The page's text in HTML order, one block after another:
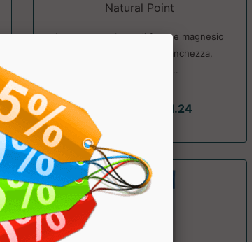
Natural Point
Integratore a base di ferro e magnesio
per la riduzione della stanchezza,
a partire da € 21.24